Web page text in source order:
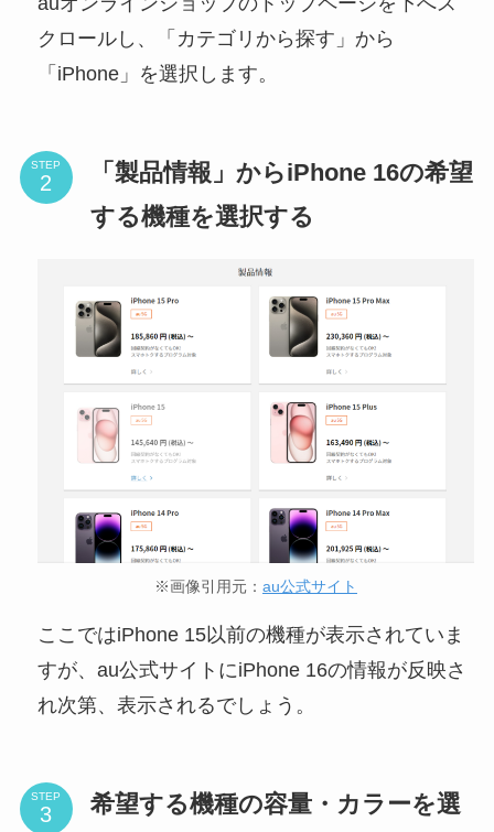
クロールし、「カテゴリから探す」から
「iPhone」を選択します。
STEP
「製品情報」からiPhone 16の希望
する機種を選択する
※画像引用元： au公式サイト
ここではiPhone 15以前の機種が表示されていま
すが、au公式サイトにiPhone 16の情報が反映さ
れ次第、表示されるでしょう。
STEP
希望する機種の容量・カラーを選